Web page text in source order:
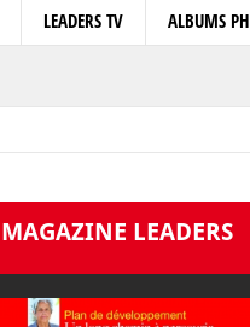
LEADERS TV ALBUMS
MAGAZINE LEADERS